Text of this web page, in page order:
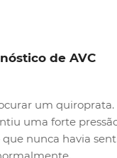
de AVC
um quiroprata.
uma forte
nunca havia